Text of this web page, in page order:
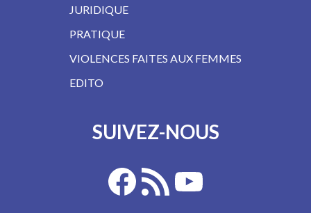
JURIDIQUE
PRATIQUE
VIOLENCES FAITES AUX FEMMES
EDITO
SUIVEZ-NOUS